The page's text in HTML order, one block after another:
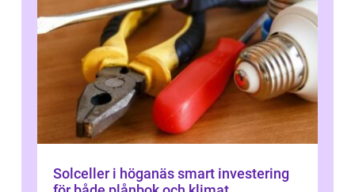
Solceller i höganäs smart investering